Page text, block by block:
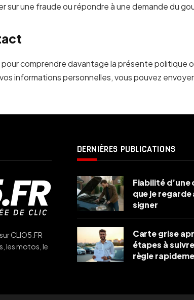
sur une fraude ou répondre à une demande du
comprendre davantage la présente
informations personnelles, vous pouvez
CLIO5.FR
les motos, le
DERNIÈRES PUBLICATIONS
Fiabilité
que je regarde
signer
Carte grise
étapes à
règle